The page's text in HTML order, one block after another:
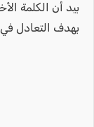
بيد أن الكلمة
بهدف التعادل في